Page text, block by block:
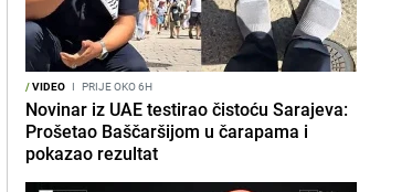
/VIDEO I PRIJE OKO 6H
Novinar iz UAE testirao čistoću Sarajeva:
Prošetao Baščaršijom u čarapama i
pokazao rezultat